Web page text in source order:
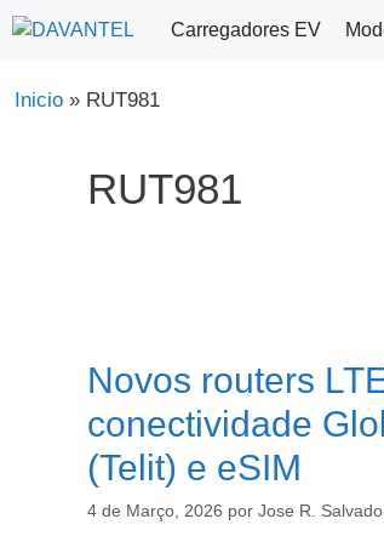
Saltar
para
conteúdo
Carregadores EV
Inicio » RUT981
RUT981
Novos routers
conectividade
(Telit) e eSIM
4 de Março, 2026 por Jose R.